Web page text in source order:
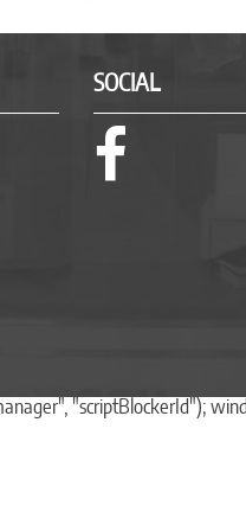
SOCIAL
"scriptBlockerId");